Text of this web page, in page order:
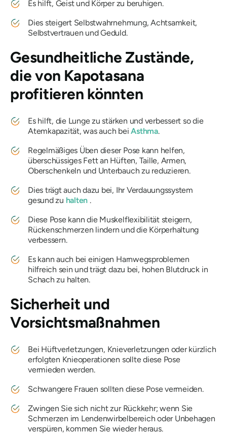
Es hilft, Geist und Körper zu beruhigen.
Dies steigert Selbstwahrnehmung, Achtsamkeit,
Selbstvertrauen und Geduld.
Gesundheitliche Zustände,
die von Kapotasana
profitieren könnten
Es hilft, die Lunge zu stärken und verbessert so die
Atemkapazität, was auch bei Asthma.
Regelmäßiges Üben dieser Pose kann helfen,
überschüssiges Fett an Hüften, Taille, Armen,
Oberschenkeln und Unterbauch zu reduzieren.
Dies trägt auch dazu bei, Ihr Verdauungssystem
gesund zu halten .
Diese Pose kann die Muskelflexibilität steigern,
Rückenschmerzen lindern und die Körperhaltung
verbessern.
Es kann auch bei einigen Harnwegsproblemen
hilfreich sein und trägt dazu bei, hohen Blutdruck in
Schach zu halten.
Sicherheit und
Vorsichtsmaßnahmen
Bei Hüftverletzungen, Knieverletzungen oder kürzlich
erfolgten Knieoperationen sollte diese Pose
vermieden werden.
Schwangere Frauen sollten diese Pose vermeiden.
Zwingen Sie sich nicht zur Rückkehr; wenn Sie
Schmerzen im Lendenwirbelbereich oder Unbehagen
verspüren, kommen Sie wieder heraus.